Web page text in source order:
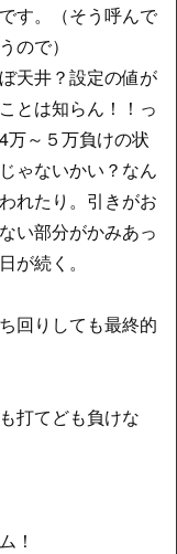
す。（そう呼んで
ので）
天井？設定の値が
とは知らん！！っ
万～５万負けの状
ゃないかい？なん
れたり。引きがお
い部分がかみあっ
が続く。
回りしても最終的
打てども負けな
！